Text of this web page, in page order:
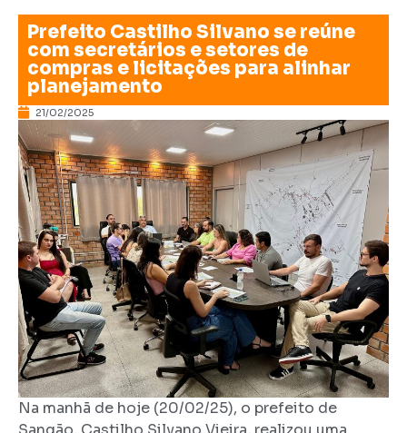
Prefeito Castilho Silvano se reúne
com secretários e setores de
compras e licitações para alinhar
planejamento
21/02/2025
Na manhã de hoje (20/02/25), o prefeito de